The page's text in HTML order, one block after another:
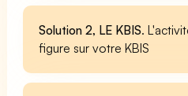
Solution 2, LE KBIS.
figure sur votre KBIS